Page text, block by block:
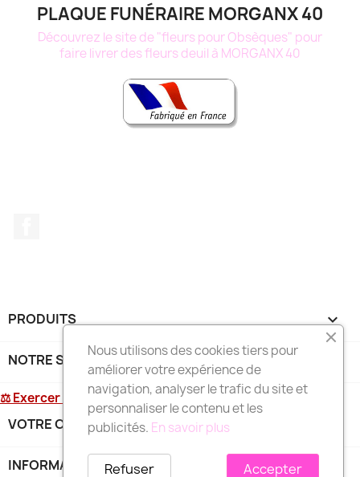
PLAQUE FUNÉRAIRE MORGANX 40
Découvrez le site de "fleurs pour Obsèques" pour
faire livrer des fleurs deuil à MORGANX 40
PRODUITS 
NOTRE SOCIÉTÉ
⚖ Exercer mon droit de rétractation
VOTRE COMPTE
INFORMATIONS
Nous utilisons des cookies tiers pour
améliorer votre expérience de
navigation, analyser le trafic du site et
personnaliser le contenu et les
publicités. En savoir plus
Accepter
Refuser